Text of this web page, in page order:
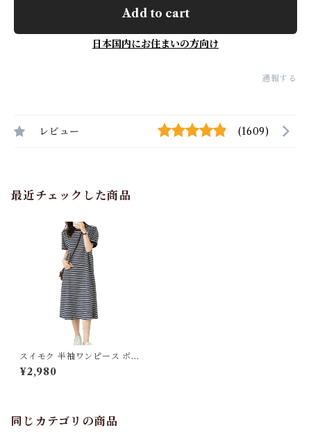
Add to cart
日本国内にお住まいの方向け
通報する
レビュー (1609)
最近チェックした商品
スイモク 半袖ワンピース ボー
ダー柄 レディース ボーダーワ
ンピース シマシマ 肌触りの良
ナチュラル おしゃれ ロング丈
5682464【水沐良品】
¥2,980
同じカテゴリの商品